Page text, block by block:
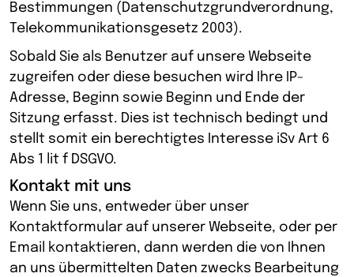
Bestimmungen (Datenschutzgrundverordnung,
Telekommunikationsgesetz 2003).
Sobald Sie als Benutzer auf unsere Webseite
zugreifen oder diese besuchen wird Ihre IP-
Adresse, Beginn sowie Beginn und Ende der
Sitzung erfasst. Dies ist technisch bedingt und
stellt somit ein berechtigtes Interesse iSv Art 6
Abs 1 lit f DSGVO.
Kontakt mit uns
Wenn Sie uns, entweder über unser
Kontaktformular auf unserer Webseite, oder per
Email kontaktieren, dann werden die von Ihnen
an uns übermittelten Daten zwecks Bearbeitung